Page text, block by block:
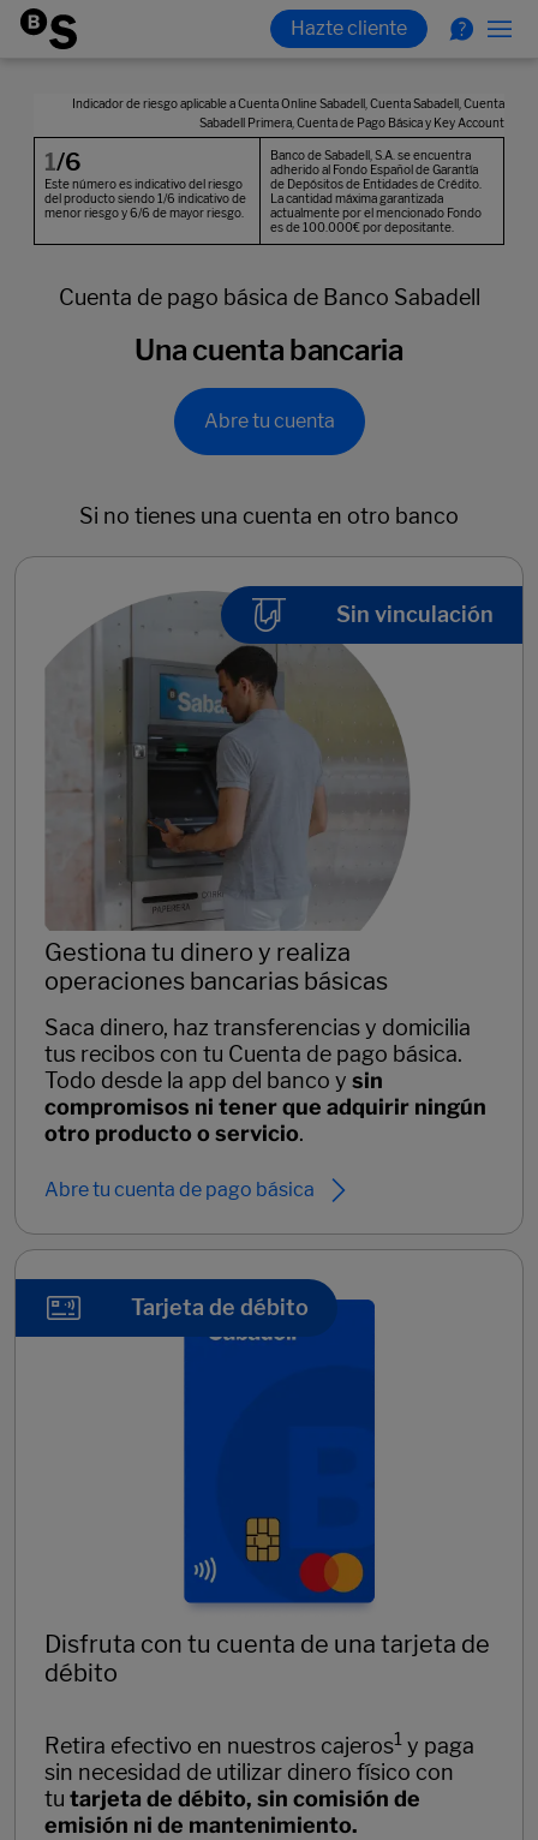
Cuenta de pago básica de Banco Sabadell
Una cuenta bancaria
Abre tu cuenta
Si no tienes una cuenta en otro banco
Sin vinculación
Gestiona tu dinero y realiza
operaciones bancarias básicas
​Saca dinero, haz transferencias y domicilia
tus recibos con tu Cuenta de pago básica.
Todo desde la app del banco y sin
compromisos ni tener que adquirir ningún
otro producto o servicio.
Abre tu cuenta de pago básica
Tarjeta de débito
Disfruta con tu cuenta de una tarjeta de
débito
Retira efectivo en nuestros cajeros1 y paga
sin necesidad de utilizar dinero físico con
tu tarjeta de débito, sin comisión de
emisión ni de mantenimiento.